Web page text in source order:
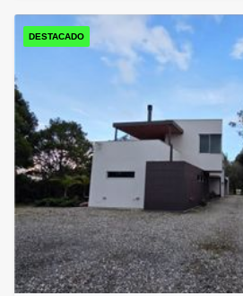
DESTACADO